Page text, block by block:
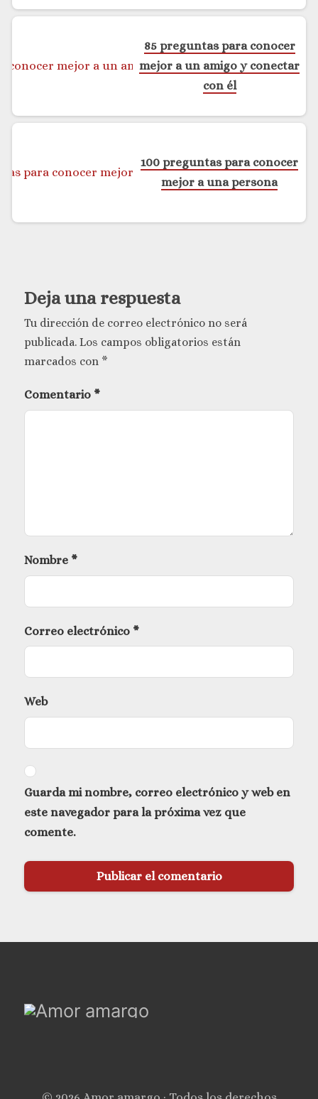
85 preguntas para conocer
mejor a un amigo y conectar
con él
100 preguntas para conocer
mejor a una persona
Deja una respuesta
Tu dirección de correo electrónico no será
publicada. Los campos obligatorios están
marcados con *
Comentario *
Nombre *
Correo electrónico *
Web
Guarda mi nombre, correo electrónico y web en
este navegador para la próxima vez que
comente.